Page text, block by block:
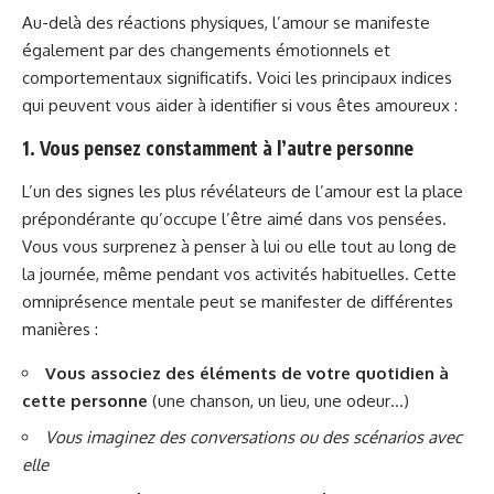
Au-delà des réactions physiques, l’amour se manifeste
également par des changements émotionnels et
comportementaux significatifs. Voici les principaux indices
qui peuvent vous aider à identifier si vous êtes amoureux :
1. Vous pensez constamment à l’autre personne
L’un des signes les plus révélateurs de l’amour est la place
prépondérante qu’occupe l’être aimé dans vos pensées.
Vous vous surprenez à penser à lui ou elle tout au long de
la journée, même pendant vos activités habituelles. Cette
omniprésence mentale peut se manifester de différentes
manières :
Vous associez des éléments de votre quotidien à
cette personne (une chanson, un lieu, une odeur…)
Vous imaginez des conversations ou des scénarios avec
elle